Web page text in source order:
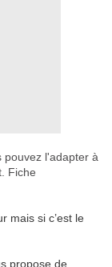
pouvez l'adapter à
Fiche
mais si c’est le
propose de